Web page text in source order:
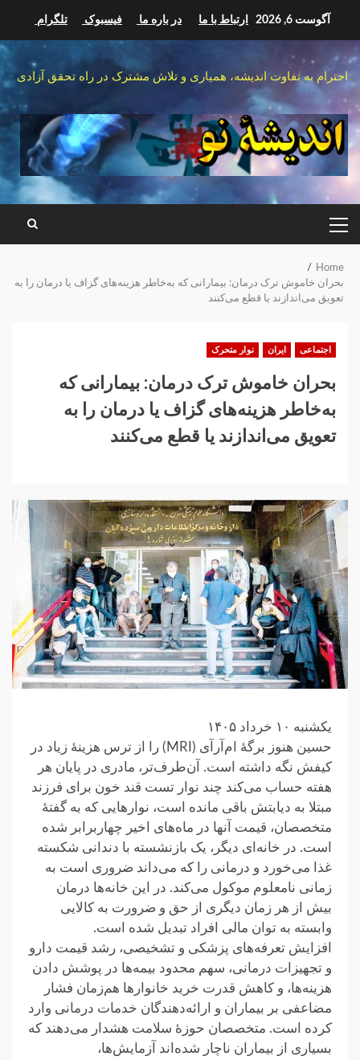
content
آگوست 6, 2026 ارتباط با ما در باره ما فیسبوک تلگرام
احترام به تفاوت اندیشه، همیاری و تلاش مشترک در راه تحقق آزادی
PRIMARY
MENU
Home
بحران خاموش ترک درمان: بیمارانی که به‌خاطر هزینه‌های گزاف یا درمان را به
تعویق می‌اندازند‌ یا قطع می‌کنند
اجتماعی ایران نوار متحرک
بحران خاموش ترک درمان: بیمارانی که
به‌خاطر هزینه‌های گزاف یا درمان را به
تعویق می‌اندازند‌ یا قطع می‌کنند
یکشنبه ۱۰ خرداد ۱۴۰۵
حسین هنوز برگهٔ ام‌آر‌آی (MRI) را از ترس هزینهٔ زیاد در
کیفش نگه داشته است. آن‌طرف‌تر، مادری در پایان هر
هفته حساب می‌کند چند نوار تست قند خون برای فرزند
مبتلا به دیابتش باقی مانده است، نوارهایی که به گفتهٔ
متخصصان، قیمت آنها در ماه‌های اخیر چهاربرابر شده
است. در خانه‌ای دیگر، یک بازنشسته با دندانی شکسته
غذا می‌خورد و درمانی را که می‌داند ضروری است به
زمانی نامعلوم موکول می‌کند. در این خانه‌ها درمان
بیش از هر زمان دیگری از حق و ضرورت به کالایی
وابسته به توان مالی افراد تبدیل شده است.
افزایش تعرفه‌های پزشکی و تشخیصی، رشد قیمت دارو
و تجهیزات درمانی، سهم محدود بیمه‌ها در پوشش دادن
هزینه‌ها، و کاهش قدرت خرید خانوارها هم‌زمان فشار
مضاعفی بر بیماران و ارائه‌دهندگان خدمات درمانی وارد
کرده است. متخصصان حوزهٔ سلامت هشدار می‌دهند که
بسیاری از بیماران ناچار شده‌اند آزمایش‌ها،